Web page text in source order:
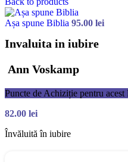
Așa spune Biblia 95.00 lei
Invaluita in iubire
Ann Voskamp
Puncte de Achiziție pentru acest
82.00 lei
Învăluită în iubire